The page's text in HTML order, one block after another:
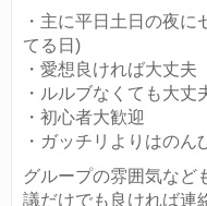
・主に平日土日の夜に
てる日)
・愛想良ければ大丈夫
・ルルブなくても大丈
・初心者大歓迎
・ガッチリよりはのん
グループの雰囲気など
議だけでも良ければ連